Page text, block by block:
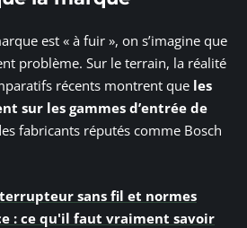
est « à fuir », on s’imagine que
problème. Sur le terrain, la réalité
récents montrent que les
sur les gammes d’entrée de
fabricants réputés comme Bosch
sans fil et normes
: ce qu'il faut vraiment savoir